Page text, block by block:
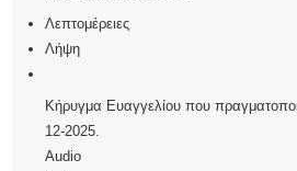
Λεπτομέρειες
Λήψη
Κήρυγμα Ευαγγελίου που
12-2025.
Audio